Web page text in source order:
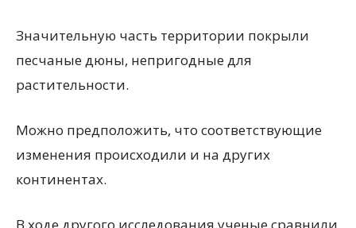
Значительную часть территории покрыли
песчаные дюны, непригодные для
растительности.
Можно предположить, что соответствующие
изменения происходили и на других
континентах.